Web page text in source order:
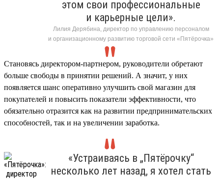
этом свои профессиональные
и карьерные цели».
Лилия Дерябина, директор по управлению персоналом
и организационному развитию торговой сети «Пятёрочка»
Становясь директором-партнером, руководители обретают
больше свободы в принятии решений. А значит, у них
появляется шанс оперативно улучшить свой магазин для
покупателей и повысить показатели эффективности, что
обязательно отразится как на развитии предпринимательских
способностей, так и на увеличении заработка.
«Устраиваясь в „Пятёрочку“
несколько лет назад, я хотел стать